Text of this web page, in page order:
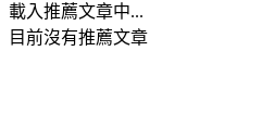
載入推薦文章中...
目前沒有推薦文章